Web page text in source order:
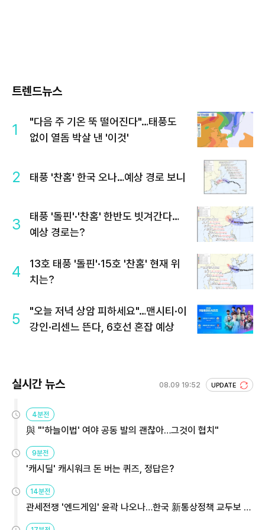
트렌드뉴스
1
"다음 주 기온 뚝 떨어진다"…태풍도
없이 열돔 박살 낸 '이것'
2 태풍 '찬홈' 한국 오나…예상 경로 보니
3
태풍 '돌핀'·'찬홈' 한반도 빗겨간다…
예상 경로는?
4
13호 태풍 '돌핀'·15호 '찬홈' 현재 위
치는?
5
"오늘 저녁 상암 피하세요"…맨시티·이
강인·리센느 뜬다, 6호선 혼잡 예상
실시간 뉴스 08.09 19:52 UPDATE
4분전
與 "'하늘이법' 여야 공동 발의 괜찮아…그것이 협치"
9분전
'캐시딜' 캐시워크 돈 버는 퀴즈, 정답은?
14분전
관세전쟁 '엔드게임' 윤곽 나오나…한국 新통상정책 교두보 활
용해야